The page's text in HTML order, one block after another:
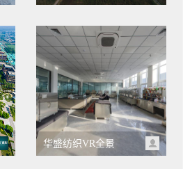
华盛纺织VR全景